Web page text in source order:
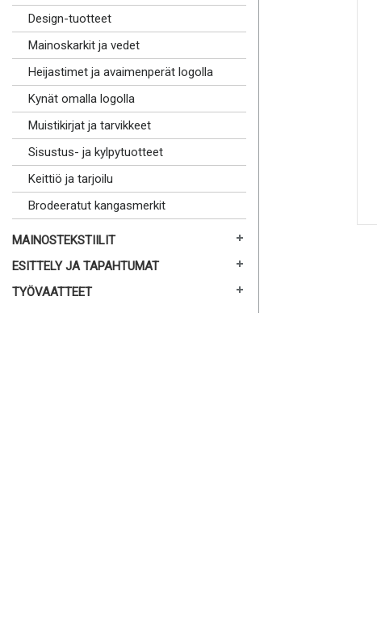
Design-tuotteet
Mainoskarkit ja vedet
Heijastimet ja avaimenperät logolla
Kynät omalla logolla
Muistikirjat ja tarvikkeet
Sisustus- ja kylpytuotteet
Keittiö ja tarjoilu
Brodeeratut kangasmerkit
MAINOSTEKSTIILIT
ESITTELY JA TAPAHTUMAT
TYÖVAATTEET